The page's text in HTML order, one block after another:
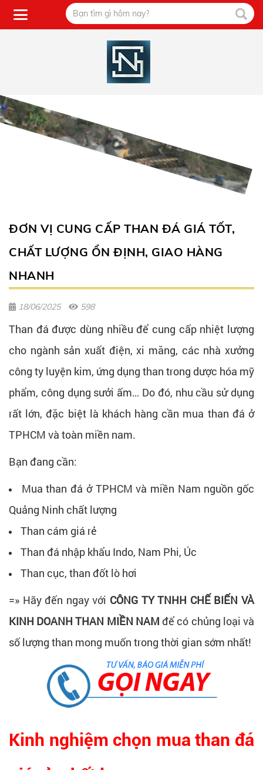
ĐƠN VỊ CUNG CẤP THAN ĐÁ GIÁ TỐT,
CHẤT LƯỢNG ỔN ĐỊNH, GIAO HÀNG
NHANH
18/06/2025 598
Than đá được dùng nhiều để cung cấp nhiệt lượng
cho ngành sản xuất điện, xi măng, các nhà xưởng
công ty luyện kim, ứng dụng than trong dược hóa mỹ
phẩm, công dụng sưởi ấm… Do đó, nhu cầu sử dụng
rất lớn, đặc biệt là khách hàng cần mua than đá ở
TPHCM và toàn miền nam.
Bạn đang cần:
Mua than đá ở TPHCM và miền Nam nguồn gốc
Quảng Ninh chất lượng
Than cám giá rẻ
Than đá nhập khẩu Indo, Nam Phi, Úc
Than cục, than đốt lò hơi
=» Hãy đến ngay với CÔNG TY TNHH CHẾ BIẾN VÀ
KINH DOANH THAN MIỀN NAM để có chủng loại và
số lượng than mong muốn trong thời gian sớm nhất!
Kinh nghiệm chọn mua than đá